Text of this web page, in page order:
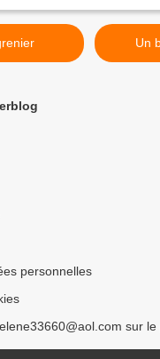
personnelles
sur